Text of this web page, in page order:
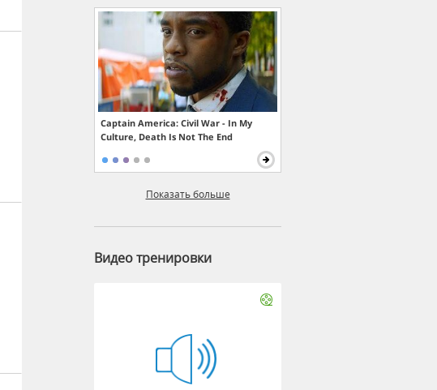
Captain America: Civil War - In My
Culture, Death Is Not The End
Показать больше
Видео тренировки